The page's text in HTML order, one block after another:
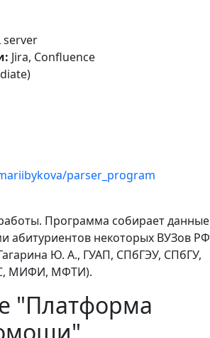
server
Jira, Confluence
parser_program
Программа собирает данные
абитуриентов некоторых ВУЗов РФ
Ю. А., ГУАП, СПбГЭУ, СПбГУ,
МИФИ, МФТИ).
"Платформа